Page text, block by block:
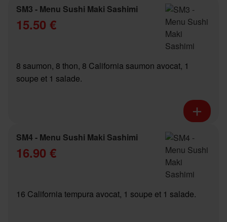
SM3 - Menu Sushi Maki Sashimi
15.50 €
8 saumon, 8 thon, 8 California saumon avocat, 1
soupe et 1 salade.
SM4 - Menu Sushi Maki Sashimi
16.90 €
16 California tempura avocat, 1 soupe et 1 salade.